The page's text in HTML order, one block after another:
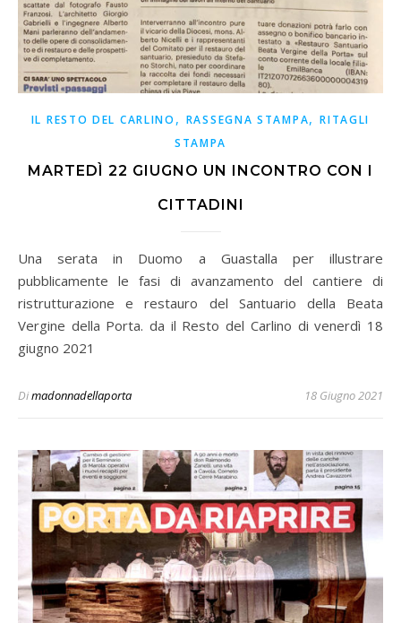
IL RESTO DEL CARLINO , RASSEGNA STAMPA,RITAGLI
STAMPA
MARTEDÌ 22 GIUGNO UN INCONTRO CON I
CITTADINI
Una serata in Duomo a Guastalla per illustrare
pubblicamente le fasi di avanzamento del cantiere di
ristrutturazione e restauro del Santuario della Beata
Vergine della Porta. da il Resto del Carlino di venerdì 18
giugno 2021
Dimadonnadellaporta 18 Giugno 2021